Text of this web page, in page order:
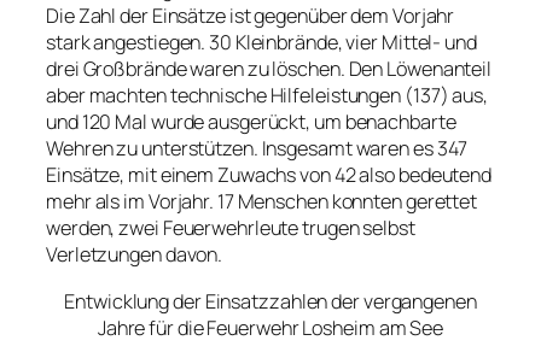
Die Zahl der Einsätze ist gegenüber dem Vorjahr
stark angestiegen. 30 Kleinbrände, vier Mittel- und
drei Großbrände waren zu löschen. Den Löwenanteil
aber machten technische Hilfeleistungen (137) aus,
und 120 Mal wurde ausgerückt, um benachbarte
Wehren zu unterstützen. Insgesamt waren es 347
Einsätze, mit einem Zuwachs von 42 also bedeutend
mehr als im Vorjahr. 17 Menschen konnten gerettet
werden, zwei Feuerwehrleute trugen selbst
Verletzungen davon.
Entwicklung der Einsatzzahlen der vergangenen
Jahre für die Feuerwehr Losheim am See